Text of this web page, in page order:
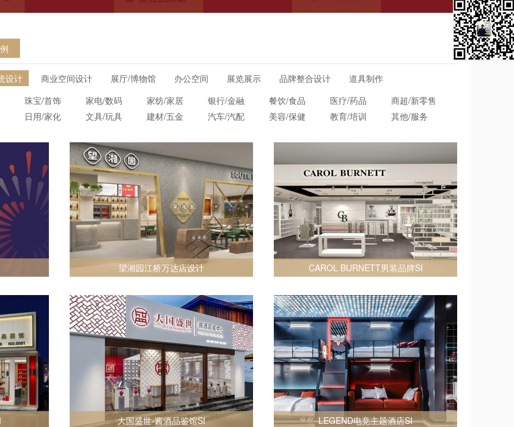
设计 商业空间设计 展厅/博物馆 办公空间 展览展示 品牌整合设计
道具制作
珠宝/首饰 家电/数码 家纺/家居 银行/金融 餐饮/食品 医疗/药品
商超/新零售
日用/家化 文具/玩具 建材/五金 汽车/汽配 美容/保健 教育/培训 其他/服务
望湘园江桥万达店设计 CAROL BURNETT男装品牌SI
大国盛世-酱酒品鉴馆SI LEGEND电竞主题酒店SI